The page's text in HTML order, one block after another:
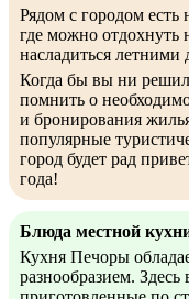
Рядом с городом есть
где можно отдохнуть
насладиться летними
Когда бы вы ни
помнить о
и бронирования
популярные
город будет рад
года!
Блюда местной
Кухня Печоры
разнообразием.